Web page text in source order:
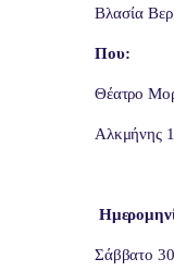
Βλασία
Που:
Θέατρο
Αλκμήνης
Σάββατο